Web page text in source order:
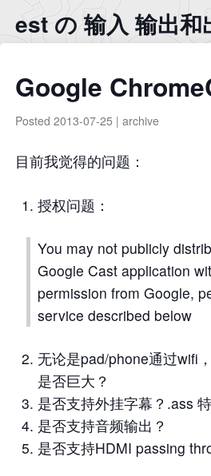
est の 输入 输出和
Google
Posted2013-07-25 |archive
目前我觉得的问题：
授权问题：
You may not publicly
Google Cast application
permission from Google,
service described below
无论是pad/phone通过wifi
是否巨大？
是否支持外挂字幕？.ass
是否支持音频输出？
是否支持HDMI passing